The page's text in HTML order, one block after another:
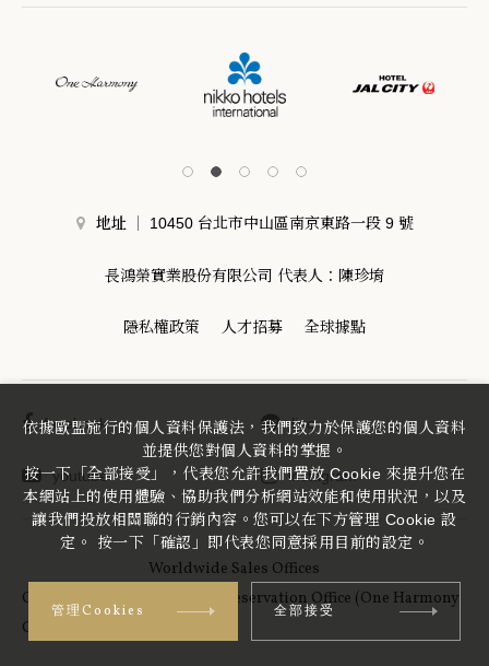
地址 10450 台北市中山區南京東路一段 9 號
長鴻榮實業股份有限公司 代表人：陳珍堉
隱私權政策 人才招募 全球據點
facebook line
youtube instagram
Worldwide Sales Offices
Okura Nikko Hotels Central Reservation Office (One Harmony
Customer Service Center)
依據歐盟施行的個人資料保護法，我們致力於保護您的個人資料
並提供您對個人資料的掌握。
按一下「全部接受」，代表您允許我們置放 Cookie 來提升您在
本網站上的使用體驗、協助我們分析網站效能和使用狀況，以及
讓我們投放相關聯的行銷內容。您可以在下方管理 Cookie 設
定。 按一下「確認」即代表您同意採用目前的設定。
管理Cookies 全部接受